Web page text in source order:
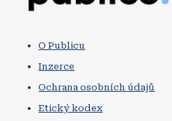
O Publicu
Inzerce
Ochrana osobních údajů
Etický kodex